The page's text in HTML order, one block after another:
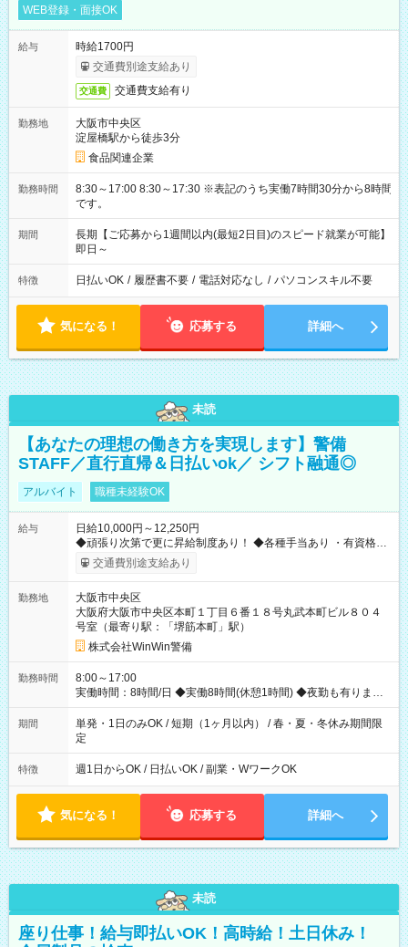
WEB登録・面接OK
給与
時給1700円
交通費別途支給あり
交通費 交通費支給有り
勤務地
大阪市中央区
淀屋橋駅から徒歩3分
食品関連企業
勤務時間
8:30～17:00 8:30～17:30 ※表記のうち実働7時間30分から8時間
です。
期間
長期【ご応募から1週間以内(最短2日目)のスピード就業が可能】
即日～
特徴 日払いOK / 履歴書不要 / 電話対応なし / パソコンスキル不要
気になる！ 応募する 詳細へ
未読
【あなたの理想の働き方を実現します】警備
STAFF／直行直帰＆日払いok／ シフト融通◎
アルバイト 職種未経験OK
給与
日給10,000円～12,250円
◆頑張り次第で更に昇給制度あり！ ◆各種手当あり ・有資格者
手当+500円(交通誘導、雑踏) ・指導教育責任者はさらに高給与
支給！(お問い合わせください) ・深夜手当(25％UP) ・隊長手当
格取得手当※会社全額負担（規定） ◆研修あり ・期間：3日(20
時間) ・日給：3日間で23540円発生！ 未経験者も安心！ ビデオ
や、講義による研修あり！ 「しっかり稼いでいただけます」 日
給1万～1万2250円の高待遇！ がっつり稼ぎたい方にもおすすめ
です。 給与例 ●日勤 ・無資格者、未経験者 日給10,000円 日給
10,000円×22日勤務＝22,0000円 ・有資格者 日給10,000円＋資
格手当500円=10500円 日給10500円×22日勤務＝231,000円 ●
務＝269,500円 【試用期間】試用期間なし
交通費別途支給あり
勤務地
大阪市中央区
大阪府大阪市中央区本町１丁目６番１８号丸武本町ビル８０４
号室（最寄り駅：「堺筋本町」駅）
株式会社WinWin警備
勤務時間
8:00～17:00
実働時間：8時間/日 ◆実働8時間(休憩1時間) ◆夜勤も有ります ◆
シフト制 ◆週1日～OK 現場によっては短時間勤務もあり！ 現場
が早く終わっても日給は保証します。 「あなたのペースでお仕
事できます」 ◆シフト制 ◆短期・単発ＯＫ ◆WワークOK
期間
単発・1日のみOK / 短期（1ヶ月以内） / 春・夏・冬休み期間限
定
特徴 週1日からOK / 日払いOK / 副業・WワークOK
気になる！ 応募する 詳細へ
未読
座り仕事！給与即払いOK！高時給！土日休み！